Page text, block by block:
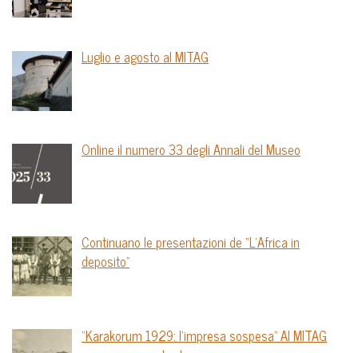
Luglio e agosto al MITAG
Online il numero 33 degli Annali del Museo
Continuano le presentazioni de “L’Africa in
deposito”
“Karakorum 1929: l’impresa sospesa” Al MITAG